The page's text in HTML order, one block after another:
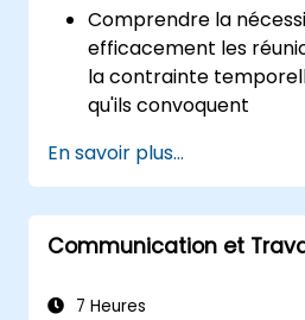
Comprendre la
efficacement les
la contrainte
qu'ils convoquent
convoquer, animer et
comptes rendus des
Adopter plus
pour mieux gérer leur
intelligemment plutôt
En savoir plus...
Communication et
7 Heures